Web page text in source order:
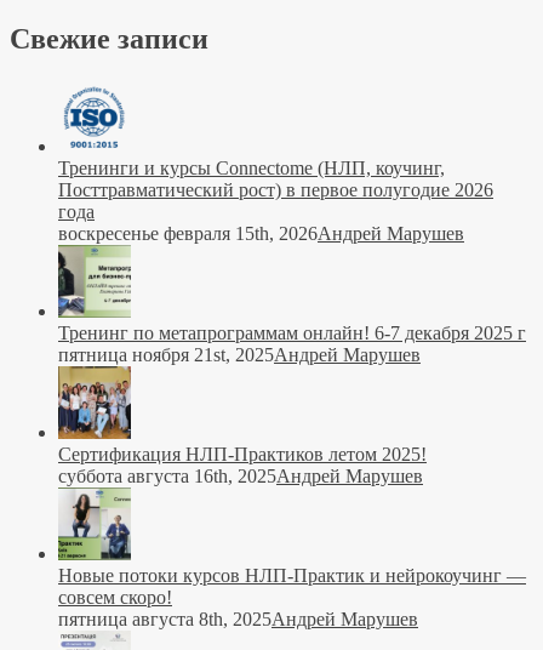
Свежие записи
Тренинги и курсы Connectome (НЛП, коучинг,
Посттравматический рост) в первое полугодие 2026
года
воскресенье февраля 15th, 2026Андрей Марушев
Тренинг по метапрограммам онлайн! 6-7 декабря 2025 г
пятница ноября 21st, 2025Андрей Марушев
Сертификация НЛП-Практиков летом 2025!
суббота августа 16th, 2025Андрей Марушев
Новые потоки курсов НЛП-Практик и нейрокоучинг —
совсем скоро!
пятница августа 8th, 2025Андрей Марушев